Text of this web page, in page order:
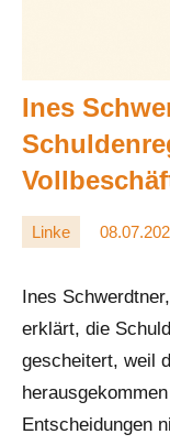
Ines
Linke
Ines
erklärt, die
gescheitert, weil
Entscheidungen